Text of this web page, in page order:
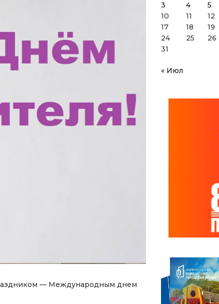
— Международным днем
3
4 5
10
11 12
17
18 19
24
25 26
31
« Июл